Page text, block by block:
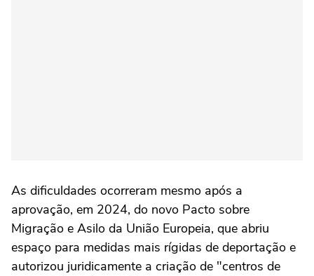
As dificuldades ocorreram mesmo após a
aprovação, em 2024, do novo Pacto sobre
Migração e Asilo da União Europeia, que abriu
espaço para medidas mais rígidas de deportação e
autorizou juridicamente a criação de "centros de